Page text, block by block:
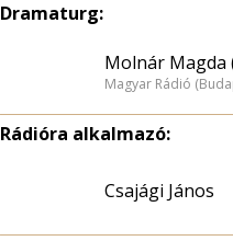
Dramaturg:
Molnár Magda
Magyar Rádió
Rádióra alkalmazó:
Csajági János